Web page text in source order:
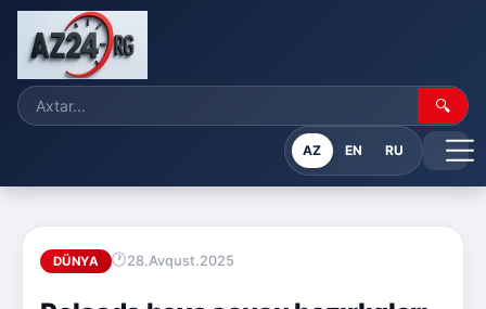
🔍
AZ EN RU
DÜNYA 28.Avqust.2025